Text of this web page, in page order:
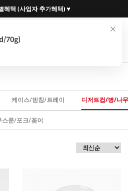
70g)
혜택 (사업자 추가혜택) ♥
0
케이스/받침/트레이 디저트컵/병/나
스푼/포크/꽂이